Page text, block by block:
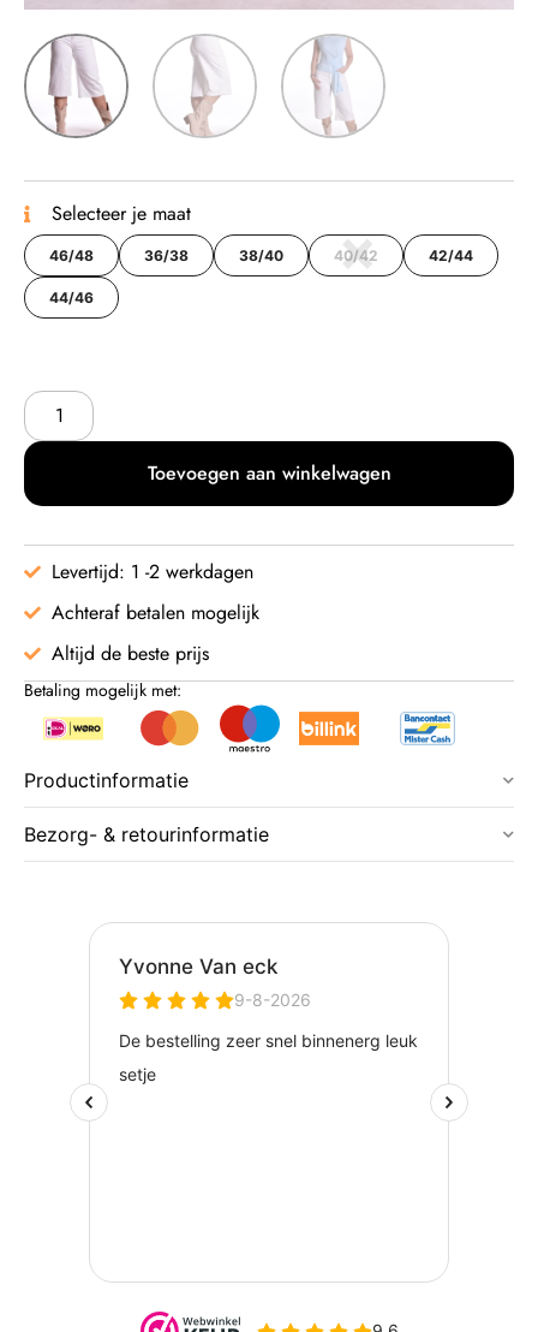
Selecteer je maat
46/48 36/38 38/40 40/42 42/44
44/46
Toevoegen aan winkelwagen
Levertijd: 1 -2 werkdagen
Achteraf betalen mogelijk
Altijd de beste prijs
Betaling mogelijk met:
Productinformatie
Bezorg- & retourinformatie